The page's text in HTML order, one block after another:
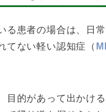
る患者の場合は、日
てない軽い認知症（
目的があって出かけ